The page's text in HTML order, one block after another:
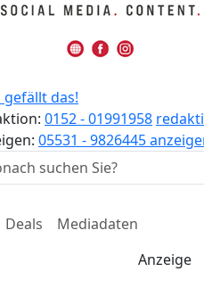
gefällt das!
0152 - 01991958
05531 - 9826445
Deals
Mediadaten
Anzeige